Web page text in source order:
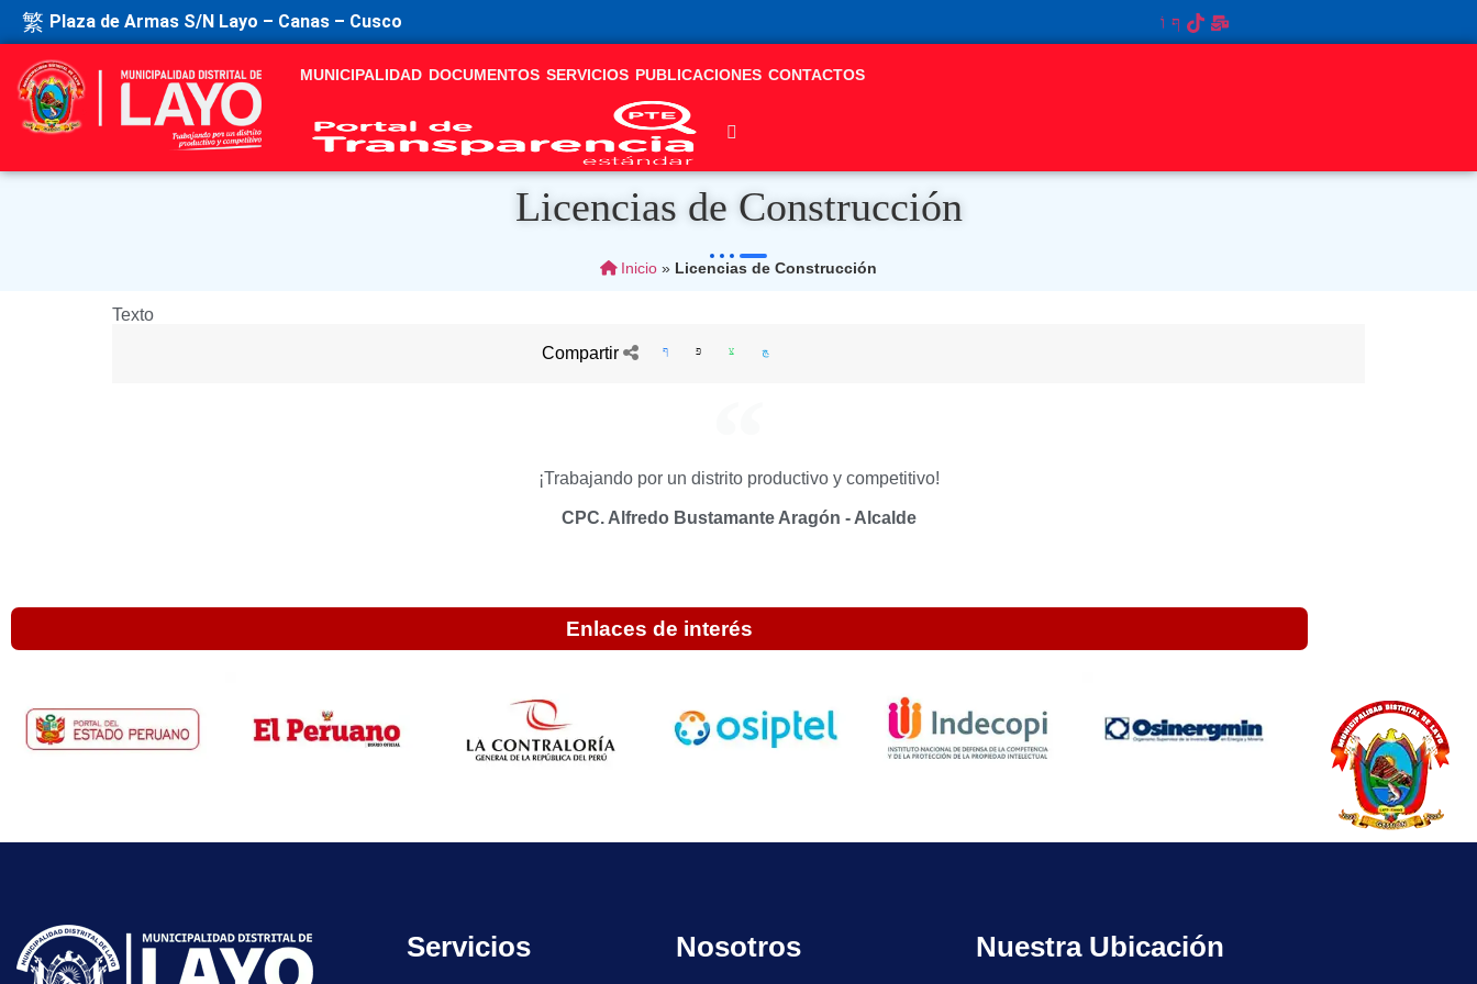
Plaza de Armas S/N Layo – Canas – Cusco
MUNICIPALIDAD DOCUMENTOS SERVICIOS PUBLICACIONES CONTACTOS
Licencias de Construcción
Inicio » Licencias de Construcción
Texto
Compartir
¡Trabajando por un distrito productivo y competitivo!
CPC. Alfredo Bustamante Aragón - Alcalde
Enlaces de interés
Servicios Nosotros Nuestra Ubicación